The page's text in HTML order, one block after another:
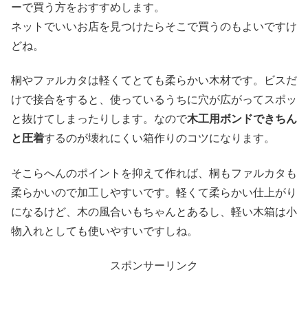
ーで買う方をおすすめします。
ネットでいいお店を見つけたらそこで買うのもよいですけ
どね。
桐やファルカタは軽くてとても柔らかい木材です。ビスだ
けで接合をすると、使っているうちに穴が広がってスポッ
と抜けてしまったりします。なので木工用ボンドできちん
と圧着するのが壊れにくい箱作りのコツになります。
そこらへんのポイントを抑えて作れば、桐もファルカタも
柔らかいので加工しやすいです。軽くて柔らかい仕上がり
になるけど、木の風合いもちゃんとあるし、軽い木箱は小
物入れとしても使いやすいですしね。
スポンサーリンク